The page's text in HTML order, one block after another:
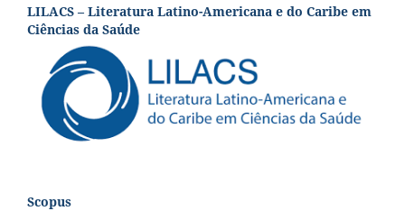
LILACS – Literatura Latino-Americana e do Caribe em
Ciências da Saúde
Scopus